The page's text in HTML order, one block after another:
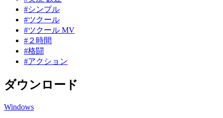
#シンプル
#ツクール
#ツクール MV
#２時間
#格闘
#アクション
ダウンロード
Windows